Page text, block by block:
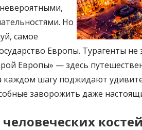
Но
самое
Европы. Турагенты
Европы» — здесь
каждом шагу поджидают
заворожить даже